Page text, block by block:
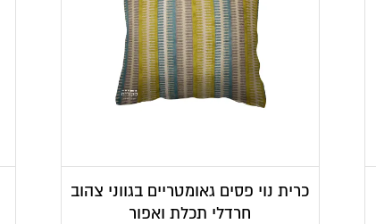
כרית נוי פסים גאומטריים בגווני צהוב
חרדלי תכלת ואפור